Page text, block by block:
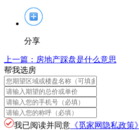
分享
上一篇： 房地产踩盘是什么意思
帮我选房
我已阅读并同意 《觅家网隐私政策》